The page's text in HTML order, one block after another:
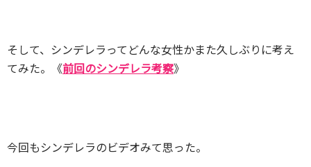
そして、シンデレラってどんな女性かまた久しぶりに考え
てみた。《前回のシンデレラ考察》
今回もシンデレラのビデオみて思った。